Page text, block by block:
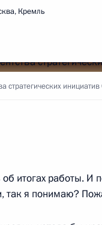
Кремль
стратегических
об итогах работы.
я понимаю?